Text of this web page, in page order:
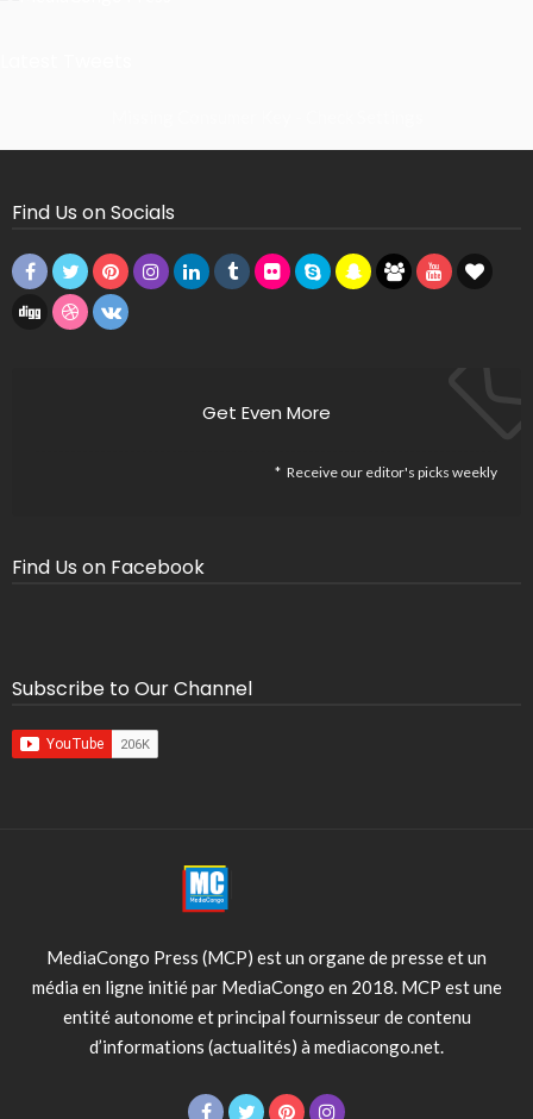
Find Us on Socials
Get Even More
Receive our editor's picks weekly
Find Us on Facebook
Subscribe to Our Channel
MediaCongo Press (MCP) est un organe de presse et un
média en ligne initié par MediaCongo en 2018. MCP est une
entité autonome et principal fournisseur de contenu
d’informations (actualités) à mediacongo.net.